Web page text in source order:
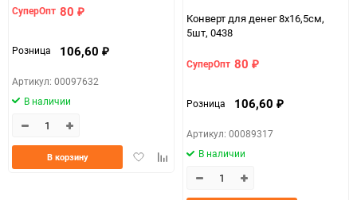
СуперОпт 80 ₽
Розница 106,60 ₽
Артикул: 00097632
В наличии
ДобавитьДобавить
В корзину
Конверт для денег 8х16,5см,
5шт, 0438
СуперОпт 80 ₽
Розница 106,60 ₽
Артикул: 00089317
В наличии